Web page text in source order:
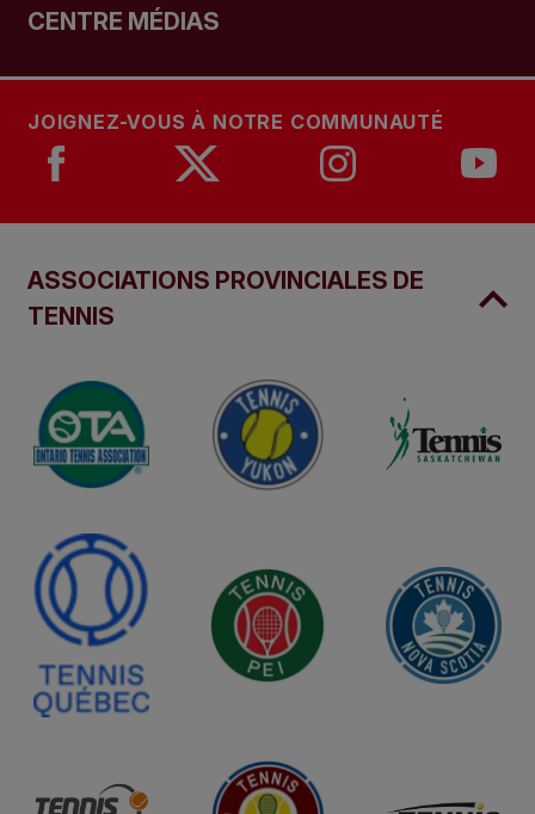
CENTRE MÉDIAS
JOIGNEZ-VOUS À NOTRE COMMUNAUTÉ
ASSOCIATIONS PROVINCIALES DE
TENNIS